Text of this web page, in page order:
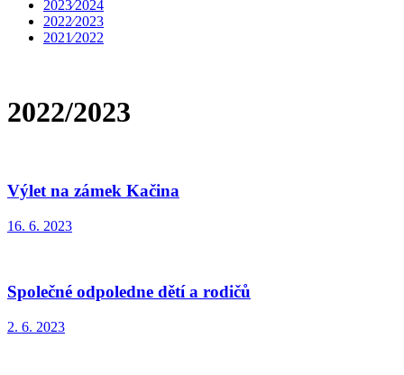
2023⁄2024
2022⁄2023
2021⁄2022
2022/2023
Výlet na zámek Kačina
16. 6. 2023
Společné odpoledne dětí a rodičů
2. 6. 2023